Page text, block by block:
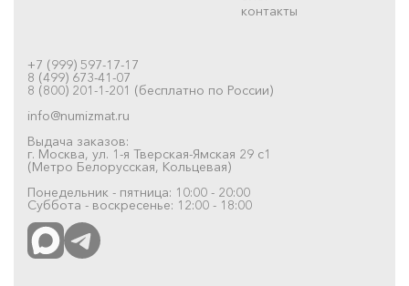
контакты
+7 (999) 597-17-17
8 (499) 673-41-07
8 (800) 201-1-201 (бесплатно по России)
info@numizmat.ru
Выдача заказов:
г. Москва, ул. 1-я Тверская-Ямская 29 с1
(Метро Белорусская, Кольцевая)
Понедельник - пятница: 10:00 - 20:00
Суббота - воскресенье: 12:00 - 18:00